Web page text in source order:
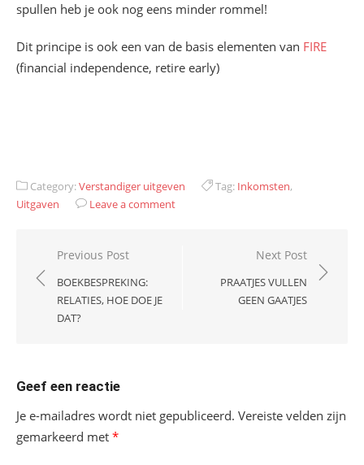
spullen heb je ook nog eens minder rommel!
Dit principe is ook een van de basis elementen van FIRE
(financial independence, retire early)
Category:Verstandiger uitgeven Tag: Inkomsten,
Uitgaven
Leave a comment
Bericht
navigatie
Previous Post
BOEKBESPREKING:
RELATIES, HOE DOE JE
DAT?
Next Post
PRAATJES VULLEN
GEEN GAATJES
Geef een reactie
Je e-mailadres wordt niet gepubliceerd. Vereiste velden zijn
gemarkeerd met *